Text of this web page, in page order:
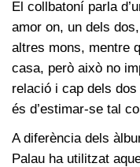
El collbatoní parla
amor on, un dels
altres mons, mentre
casa, però això no
relació i cap dels
és d’estimar-se tal
A diferència dels
Palau ha utilitzat